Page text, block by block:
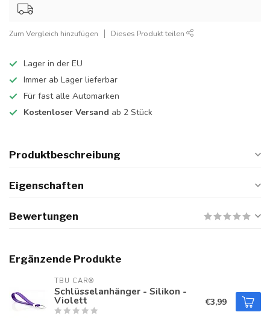
Zum Vergleich hinzufügen Dieses Produkt teilen
Lager in der EU
Immer ab Lager lieferbar
Für fast alle Automarken
Kostenloser Versand ab 2 Stück
Produktbeschreibung
Eigenschaften
Bewertungen
Ergänzende Produkte
TBU CAR®
Schlüsselanhänger - Silikon -
Violett €3,99